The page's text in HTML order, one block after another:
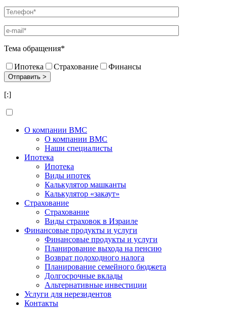
Тема обращения*
Ипотека Страхование Финансы
[:]
О компании BMC
О компании BMC
Наши специалисты
Ипотека
Ипотека
Виды ипотек
Калькулятор машканты
Калькулятор «закаут»
Страхование
Страхование
Виды страховок в Израиле
Финансовые продукты и услуги
Финансовые продукты и услуги
Планирование выхода на пенсию
Возврат подоходного налога
Планирование семейного бюджета
Долгосрочные вклады
Альтернативные инвестиции
Услуги для нерезидентов
Контакты